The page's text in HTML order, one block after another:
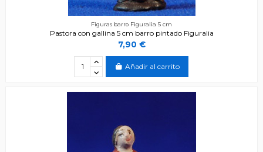
Figuras barro Figuralia 5 cm
Pastora con gallina 5 cm barro pintado Figuralia
7,90 €
Añadir al carrito